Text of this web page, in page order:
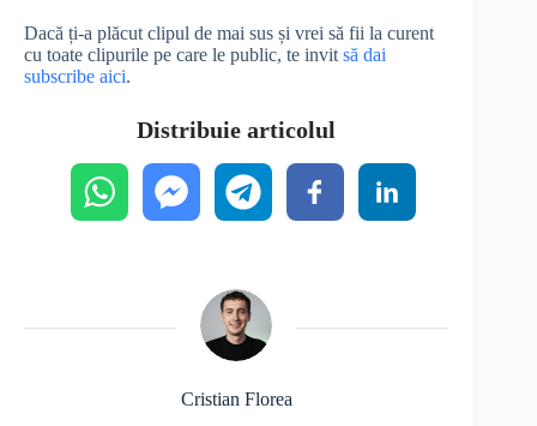
Dacă ți-a plăcut clipul de mai sus și vrei să fii la curent
cu toate clipurile pe care le public, te invit să dai
subscribe aici.
Distribuie articolul
Cristian Florea